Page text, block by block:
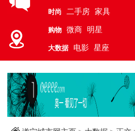
时尚 二手房 家具
购物 微商 明星
大数据 电影 星座